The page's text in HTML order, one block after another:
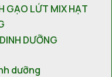
GẠO LỨT MIX HẠT
DƯỠNG
dưỡng